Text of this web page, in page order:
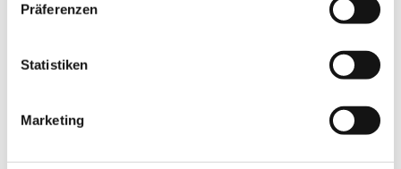
Präferenzen
Statistiken
Marketing
automatisch funktioniert, muss man in einer
Menschen wenden sich an andere, um bestimmte
bekommen, Erlebnisse mit anderen zu teilen.